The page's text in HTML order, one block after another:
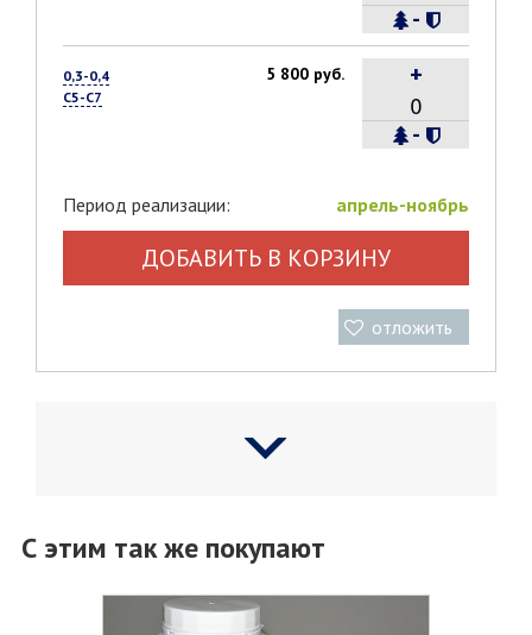
-
0,3-0,4
С5-С7
5 800 руб.
-
+
Период реализации: апрель-ноябрь
ДОБАВИТЬ В КОРЗИНУ
отложить
С этим так же покупают